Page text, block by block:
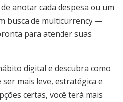
anotar cada despesa ou um
busca de multicurrency —
para atender suas
digital e descubra como
mais leve, estratégica e
certas, você terá mais